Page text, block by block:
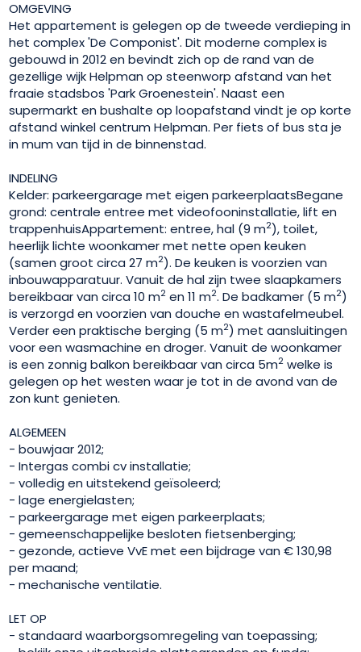
OMGEVING
Het appartement is gelegen op de tweede verdieping in
het complex 'De Componist'. Dit moderne complex is
gebouwd in 2012 en bevindt zich op de rand van de
gezellige wijk Helpman op steenworp afstand van het
fraaie stadsbos 'Park Groenestein'. Naast een
supermarkt en bushalte op loopafstand vindt je op korte
afstand winkel centrum Helpman. Per fiets of bus sta je
in mum van tijd in de binnenstad.
INDELING
Kelder: parkeergarage met eigen parkeerplaatsBegane
grond: centrale entree met videofooninstallatie, lift en
trappenhuisAppartement: entree, hal (9 m2), toilet,
heerlijk lichte woonkamer met nette open keuken
(samen groot circa 27 m2). De keuken is voorzien van
inbouwapparatuur. Vanuit de hal zijn twee slaapkamers
bereikbaar van circa 10 m2 en 11 m2. De badkamer (5 m2)
is verzorgd en voorzien van douche en wastafelmeubel.
Verder een praktische berging (5 m2) met aansluitingen
voor een wasmachine en droger. Vanuit de woonkamer
is een zonnig balkon bereikbaar van circa 5m2 welke is
gelegen op het westen waar je tot in de avond van de
zon kunt genieten.
ALGEMEEN
- bouwjaar 2012;
- Intergas combi cv installatie;
- volledig en uitstekend geïsoleerd;
- lage energielasten;
- parkeergarage met eigen parkeerplaats;
- gemeenschappelijke besloten fietsenberging;
- gezonde, actieve VvE met een bijdrage van € 130,98
per maand;
- mechanische ventilatie.
LET OP
- standaard waarborgsomregeling van toepassing;